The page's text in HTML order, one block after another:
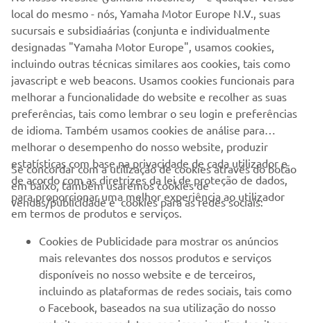
Todos os preços têm IVA incluído à taxa legal em vigor, ao
p.v.p.r. apresentado acrescem os custos referentes ao
ecovalor, despesas de legalização e transporte, ISV e IUC.
Promoção válida nos concessionários YAMAHA
autorizados, aderentes. Limitada ao stock existente.
PARA EMPRESAS
MAIS YAMAHA
local do mesmo - nós, Yamaha Motor Europe N.V., suas
sucursais e subsidiaárias (conjunta e individualmente
designadas "Yamaha Motor Europe", usamos cookies,
incluindo outras técnicas similares aos cookies, tais como
javascript e web beacons. Usamos cookies funcionais para
melhorar a funcionalidade do website e recolher as suas
preferências, tais como lembrar o seu login e preferências
de idioma. Também usamos cookies de análise para
melhorar o desempenho do nosso website, produzir
estatísticas com base na privacidade de cada utilizador e
de acordo com as diretrizes da lei de proteção de dados,
para proporcionar uma melhor experiência ao utilizador
em termos de produtos e serviços.
Se concordar com a utilização de cookies através do botão
em baixo, também usaremos cookies de
vendas/publicidade e cookies para as redes sociais:
Cookies de Publicidade para mostrar os anúncios
mais relevantes dos nossos produtos e serviços
disponíveis no nosso website e de terceiros,
incluindo as plataformas de redes sociais, tais como
o Facebook, baseados na sua utilização do nosso
website, com produtos, serviços visualizados, itens